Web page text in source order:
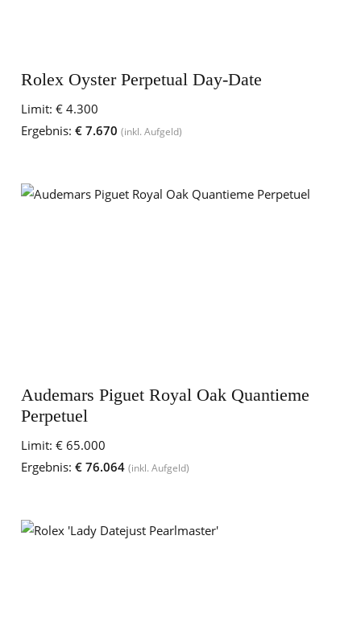
Rolex Oyster Perpetual Day-Date
Limit: € 4.300
Ergebnis: € 7.670 (inkl. Aufgeld)
Audemars Piguet Royal Oak Quantieme
Perpetuel
Limit: € 65.000
Ergebnis: € 76.064 (inkl. Aufgeld)